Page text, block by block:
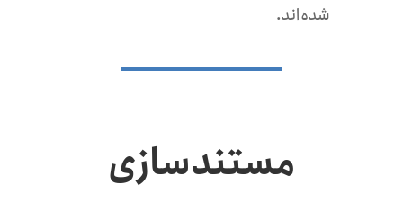
شده‌اند.
مستندسازی